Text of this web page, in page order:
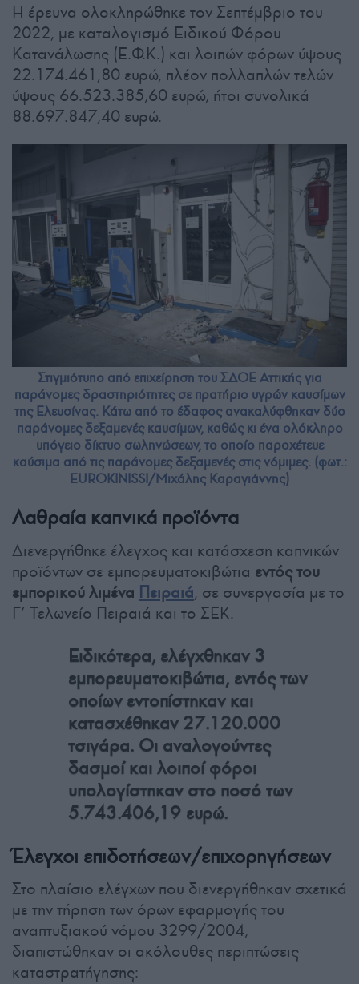
Η έρευνα ολοκληρώθηκε τον Σεπτέμβριο του
2022, με καταλογισμό Ειδικού Φόρου
Κατανάλωσης (Ε.Φ.Κ.) και λοιπών φόρων ύψους
22.174.461,80 ευρώ, πλέον πολλαπλών τελών
ύψους 66.523.385,60 ευρώ, ήτοι συνολικά
88.697.847,40 ευρώ.
Στιγμιότυπο από επιχείρηση του ΣΔΟΕ Αττικής για
παράνομες δραστηριότητες σε πρατήριο υγρών καυσίμων
της Ελευσίνας. Κάτω από το έδαφος ανακαλύφθηκαν δύο
παράνομες δεξαμενές καυσίμων, καθώς κι ένα ολόκληρο
υπόγειο δίκτυο σωληνώσεων, το οποίο παροχέτευε
καύσιμα από τις παράνομες δεξαμενές στις νόμιμες. (φωτ.:
EUROKINISSI/Μιχάλης Καραγιάννης)
Λαθραία καπνικά προϊόντα
Διενεργήθηκε έλεγχος και κατάσχεση καπνικών
προϊόντων σε εμπορευματοκιβώτια εντός του
εμπορικού λιμένα Πειραιά, σε συνεργασία με το
Γ’ Τελωνείο Πειραιά και το ΣΕΚ.
Ειδικότερα, ελέγχθηκαν 3
εμπορευματοκιβώτια, εντός των
οποίων εντοπίστηκαν και
κατασχέθηκαν 27.120.000
τσιγάρα. Οι αναλογούντες
δασμοί και λοιποί φόροι
υπολογίστηκαν στο ποσό των
5.743.406,19 ευρώ.
Έλεγχοι επιδοτήσεων/επιχορηγήσεων
Στο πλαίσιο ελέγχων που διενεργήθηκαν σχετικά
με την τήρηση των όρων εφαρμογής του
αναπτυξιακού νόμου 3299/2004,
διαπιστώθηκαν οι ακόλουθες περιπτώσεις
καταστρατήγησης: